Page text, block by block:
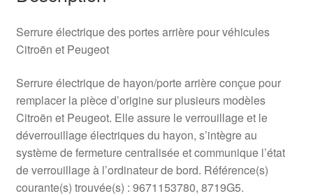
Serrure électrique des portes arrière pour véhicules
Citroën et Peugeot
Serrure électrique de hayon/porte arrière conçue pour
remplacer la pièce d’origine sur plusieurs modèles
Citroën et Peugeot. Elle assure le verrouillage et le
déverrouillage électriques du hayon, s’intègre au
système de fermeture centralisée et communique l’état
de verrouillage à l’ordinateur de bord. Référence(s)
courante(s) trouvée(s) : 9671153780, 8719G5.